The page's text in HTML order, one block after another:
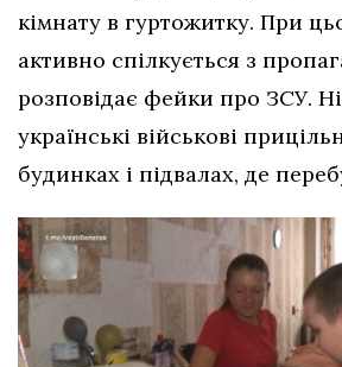
кімнату в гуртожитку. При
активно спілкується з
розповідає фейки про ЗСУ.
українські військові
будинках і підвалах, де